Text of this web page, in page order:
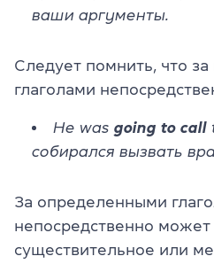
ваши аргументы.
Следует помнить, что
глаголами
He was going to call
собирался вызвать
За определенными
непосредственно может
существительное или